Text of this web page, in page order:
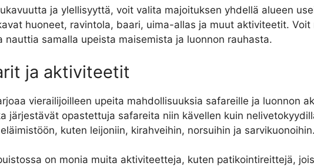
ja ylellisyyttä, voit valita majoituksen yhdellä alueen
huoneet, ravintola, baari, uima-allas ja muut aktiviteetit.
nauttia samalla upeista maisemista ja luonnon rauhasta.
ja aktiviteetit
vierailijoilleen upeita mahdollisuuksia safareille ja luonnon
järjestävät opastettuja safareita niin kävellen kuin
kuten leijoniin, kirahveihin, norsuihin ja sarvikuonoihin.
on monia muita aktiviteetteja, kuten patikointireittejä,